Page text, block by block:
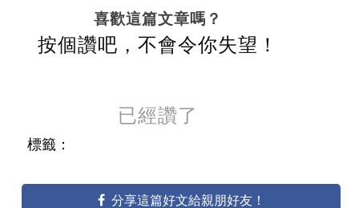
喜歡這篇文章嗎？
按個讚吧，不會令你失望！
已經讚了
標籤：
分享這篇好文給親朋好友！